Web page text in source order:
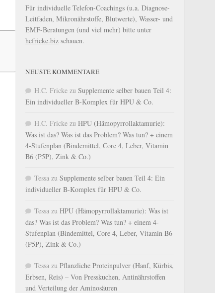
Für individuelle Telefon-Coachings (u.a. Diagnose-
Leitfaden, Mikronährstoffe, Blutwerte), Wasser- und
EMF-Beratungen (und viel mehr) bitte unter
hcfricke.biz schauen.
NEUSTE KOMMENTARE
H.C. Fricke zu Supplemente selber bauen Teil 4:
Ein individueller B-Komplex für HPU & Co.
H.C. Fricke zu HPU (Hämopyrrollaktamurie):
Was ist das? Was ist das Problem? Was tun? + einem
4-Stufenplan (Bindemittel, Core 4, Leber, Vitamin
B6 (P5P), Zink & Co.)
Tessa zu Supplemente selber bauen Teil 4: Ein
individueller B-Komplex für HPU & Co.
Tessa zu HPU (Hämopyrrollaktamurie): Was ist
das? Was ist das Problem? Was tun? + einem 4-
Stufenplan (Bindemittel, Core 4, Leber, Vitamin B6
(P5P), Zink & Co.)
Tessa zu Pflanzliche Proteinpulver (Hanf, Kürbis,
Erbsen, Reis) – Von Presskuchen, Antinährstoffen
und Verteilung der Aminosäuren